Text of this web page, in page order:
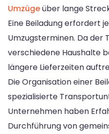
Umzügeüber lange
Eine Beiladung erfordert
Umzugsterminen. Da
verschiedene Haushalte
längere Lieferzeiten
Die Organisation einer
spezialisierte
Unternehmen haben
Durchführung von